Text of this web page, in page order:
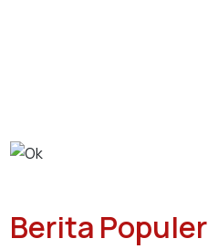
Berita Populer